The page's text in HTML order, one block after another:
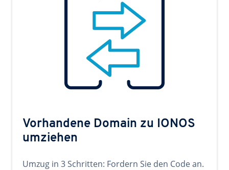
Vorhandene Domain zu IONOS
umziehen
Umzug in 3 Schritten: Fordern Sie den Code an.